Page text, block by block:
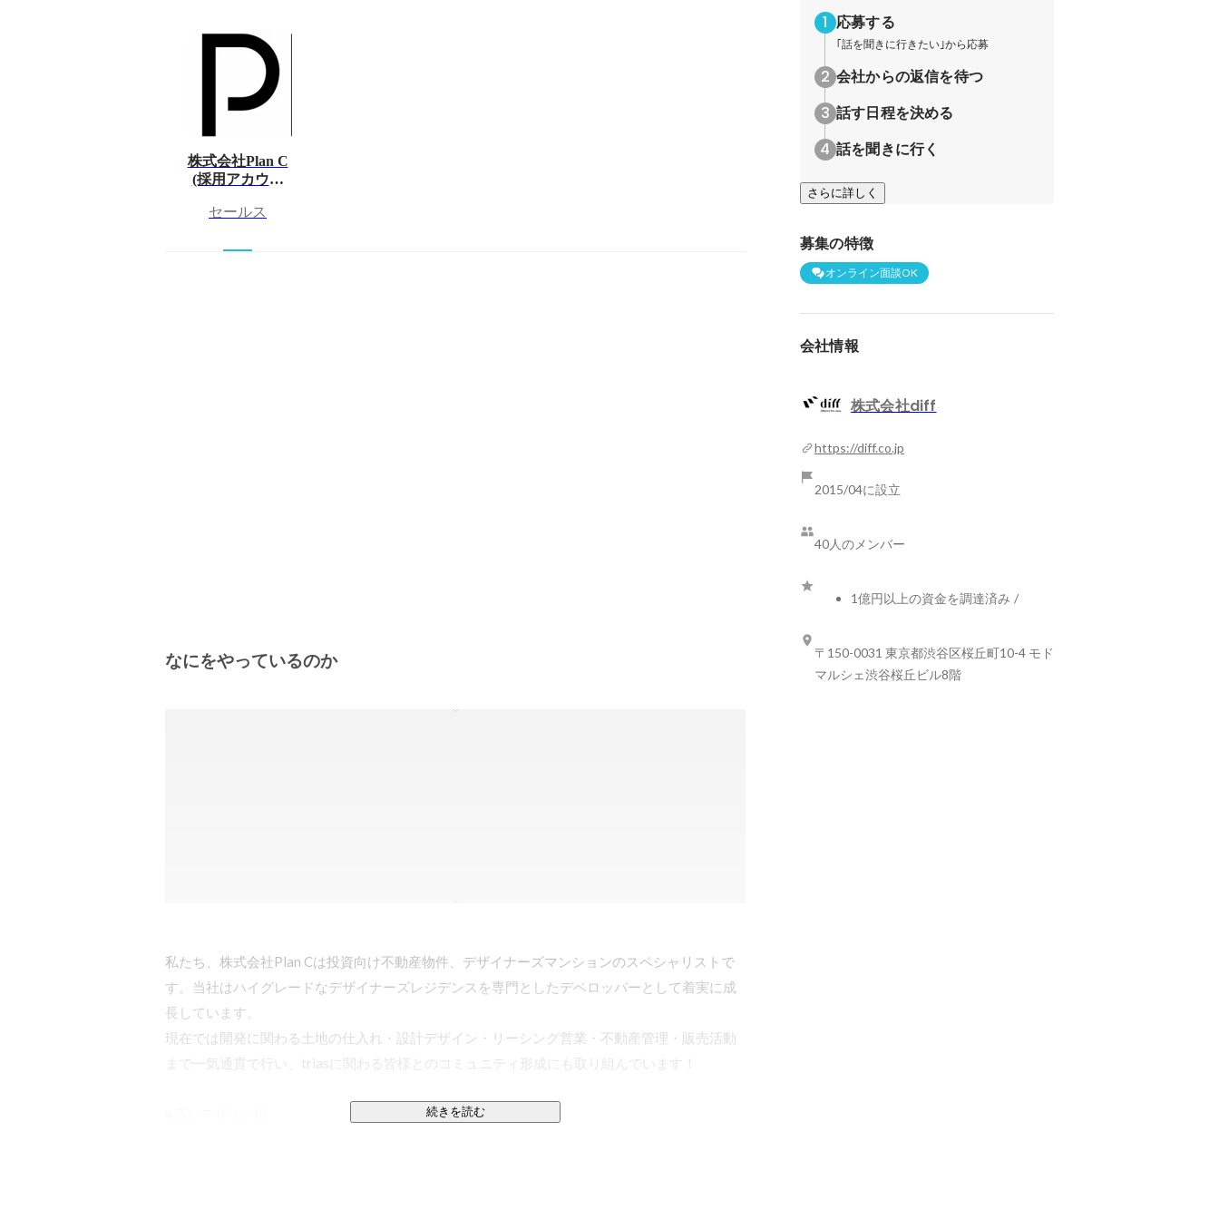
株式会社Plan C
(採用アカウン
セールス
なにをやっているのか
私たち、株式会社Plan Cは投資向け不動産物件、デザイナーズマンションのスペシャリストで
す。当社はハイグレードなデザイナーズレジデンスを専門としたデベロッパーとして着実に成
長しています。
現在では開発に関わる土地の仕入れ・設計デザイン・リーシング営業・不動産管理・販売活動
まで一気通貫で行い、triasに関わる皆様とのコミュニティ形成にも取り組んでいます！
続きを読む
応募する
｢話を聞きに行きたい｣から応募
会社からの返信を待つ
話す日程を決める
話を聞きに行く
さらに詳しく
募集の特徴
オンライン面談OK
会社情報
株式会社diff
https://diff.co.jp
2015/04に設立
40人のメンバー
1億円以上の資金を調達済み /
〒150-0031 東京都渋谷区桜丘町10-4 モド
マルシェ渋谷桜丘ビル8階